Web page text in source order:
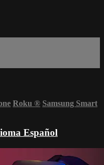
Roku ® Samsung Smart
Español